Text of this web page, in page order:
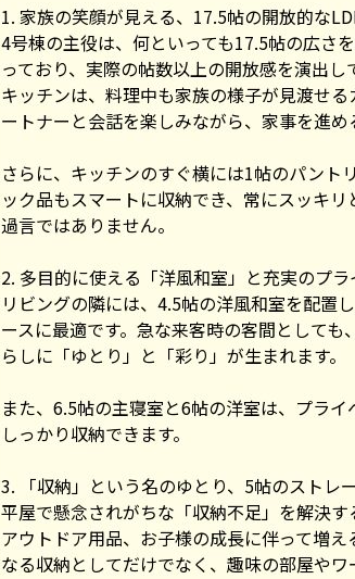
1. 家族の笑顔が見える、17.5帖の開放的な
4号棟の主役は、何といっても17.5帖の広さ
っており、実際の帖数以上の開放感を演出し
キッチンは、料理中も家族の様子が見渡せ
ートナーと会話を楽しみながら、家事を進め
さらに、キッチンのすぐ横には1帖のパント
ック品もスマートに収納でき、常にスッキ
過言ではありません。
2. 多目的に使える「洋風和室」と充実のプ
リビングの隣には、4.5帖の洋風和室を配置
ースに最適です。急な来客時の客間として
らしに「ゆとり」と「彩り」が生まれます。
また、6.5帖の主寝室と6帖の洋室は、プラ
しっかり収納できます。
3. 「収納」という名のゆとり、5帖のストレ
平屋で懸念されがちな「収納不足」を解決
アウトドア用品、お子様の成長に伴って増
なる収納としてだけでなく、趣味の部屋や